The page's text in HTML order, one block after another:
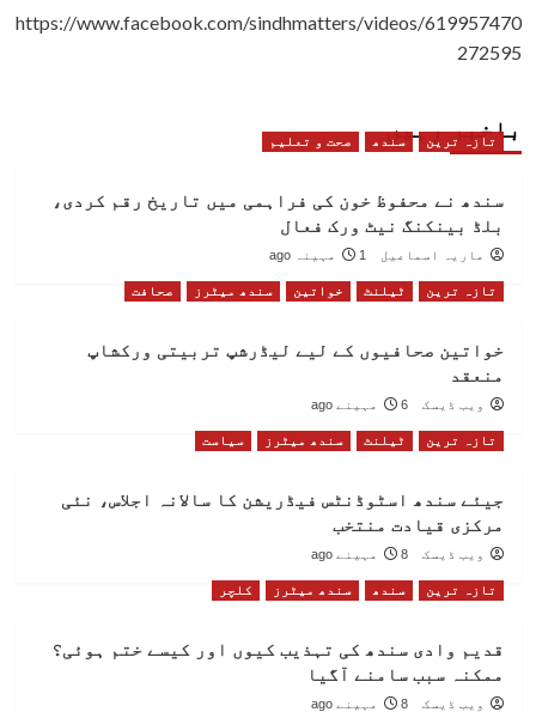
https://www.facebook.com/sindhmatters/videos/619957470
272595
باخبر رہیں
تازہ ترین سندھ صحت و تعلیم
سندھ نے محفوظ خون کی فراہمی میں تاریخ رقم کردی،
بلڈ بینکنگ نیٹ ورک فعال
ماریہ اسماعیل 1 مہینہ ago
تازہ ترین ٹیلنٹ خواتین سندھ میٹرز صحافت
خواتین صحافیوں کے لیے لیڈرشپ تربیتی ورکشاپ
منعقد
ویب ڈیسک 6 مہینے ago
تازہ ترین ٹیلنٹ سندھ میٹرز سیاست
جیئے سندھ اسٹوڈنٹس فیڈریشن کا سالانہ اجلاس، نئی
مرکزی قیادت منتخب
ویب ڈیسک 8 مہینے ago
تازہ ترین سندھ سندھ میٹرز کلچر
قدیم وادی سندھ کی تہذیب کیوں اور کیسے ختم ہوئی؟
ممکنہ سبب سامنے آگیا
ویب ڈیسک 8 مہینے ago